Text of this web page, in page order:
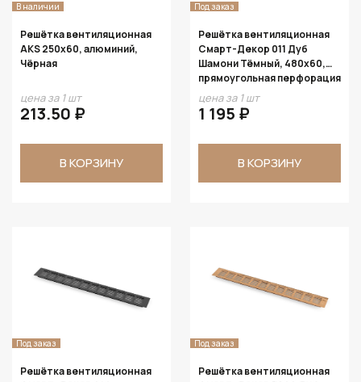
В наличии
Решётка вентиляционная
AKS 250x60, алюминий,
Чёрная
цена за 1 шт
213.50 ₽
В КОРЗИНУ
Под заказ
Решётка вентиляционная
Смарт-Декор 011 Дуб
Шамони Тёмный, 480х60,
прямоугольная перфорация
цена за 1 шт
1 195 ₽
В КОРЗИНУ
Под заказ
Решётка вентиляционная
Под заказ
Решётка вентиляционная